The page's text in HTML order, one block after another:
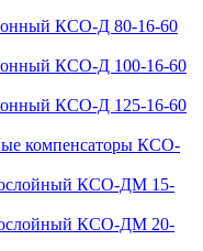
КСО-Д 80-16-60
КСО-Д 100-16-60
КСО-Д 125-16-60
компенсаторы КСО-
КСО-ДМ 15-
КСО-ДМ 20-